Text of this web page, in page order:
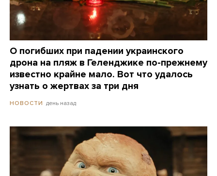
О погибших при падении украинского
дрона на пляж в Геленджике по-прежнему
известно крайне мало. Вот что удалось
узнать о жертвах за три дня
НОВОСТИ день назад